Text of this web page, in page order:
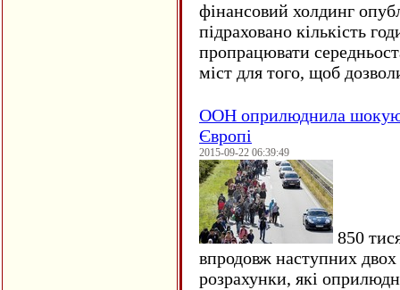
фінансовий холдинг
підраховано кількість
пропрацювати
міст для того, щоб
ООН оприлюднила
Європі
2015-09-22 06:39:49
850
впродовж наступних
розрахунки, які